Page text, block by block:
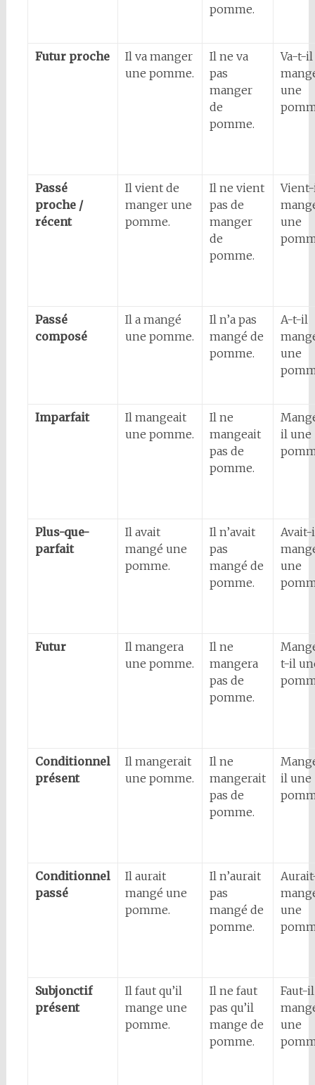
pomme.
Futur proche
Il va manger
une pomme.
Il ne va
pas
manger
de
pomme.
Va-t-il
une
Passé
proche /
récent
Il vient de
manger une
pomme.
Il ne vient
pas de
manger
de
pomme.
une
Passé
composé
Il a mangé
une pomme.
Il n’a pas
mangé de
pomme.
A-t-il
une
Imparfait
Il mangeait
une pomme.
Il ne
mangeait
pas de
pomme.
il une
Plus-que-
parfait
Il avait
mangé une
pomme.
Il n’avait
pas
mangé de
pomme.
une
Futur
Il mangera
une pomme.
Il ne
mangera
pas de
pomme.
t-il
Conditionnel
présent
Il mangerait
une pomme.
Il ne
mangerait
pas de
pomme.
il une
Conditionnel
passé
Il aurait
mangé une
pomme.
Il n’aurait
pas
mangé de
pomme.
une
Subjonctif
présent
Il faut qu’il
mange une
pomme.
Il ne faut
pas qu’il
mange de
pomme.
Faut-
une